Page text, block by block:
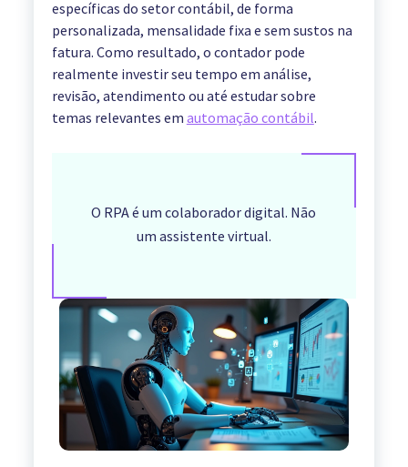
específicas do setor contábil, de forma
personalizada, mensalidade fixa e sem sustos na
fatura. Como resultado, o contador pode
realmente investir seu tempo em análise,
revisão, atendimento ou até estudar sobre
temas relevantes em automação contábil.
O RPA é um colaborador digital. Não
um assistente virtual.